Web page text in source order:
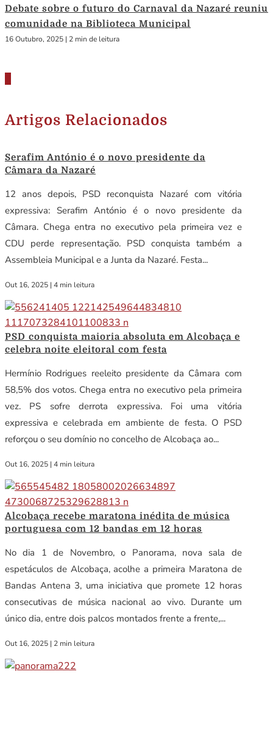
Debate sobre o futuro do Carnaval da Nazaré reuniu
comunidade na Biblioteca Municipal
16 Outubro, 2025 | 2 min de leitura
Artigos Relacionados
Serafim António é o novo presidente da
Câmara da Nazaré
12 anos depois, PSD reconquista Nazaré com vitória
expressiva: Serafim António é o novo presidente da
Câmara. Chega entra no executivo pela primeira vez e
CDU perde representação. PSD conquista também a
Assembleia Municipal e a Junta da Nazaré. Festa...
Out 16, 2025 | 4 min leitura
PSD conquista maioria absoluta em Alcobaça e
celebra noite eleitoral com festa
Hermínio Rodrigues reeleito presidente da Câmara com
58,5% dos votos. Chega entra no executivo pela primeira
vez. PS sofre derrota expressiva. Foi uma vitória
expressiva e celebrada em ambiente de festa. O PSD
reforçou o seu domínio no concelho de Alcobaça ao...
Out 16, 2025 | 4 min leitura
Alcobaça recebe maratona inédita de música
portuguesa com 12 bandas em 12 horas
No dia 1 de Novembro, o Panorama, nova sala de
espetáculos de Alcobaça, acolhe a primeira Maratona de
Bandas Antena 3, uma iniciativa que promete 12 horas
consecutivas de música nacional ao vivo. Durante um
único dia, entre dois palcos montados frente a frente,...
Out 16, 2025 | 2 min leitura